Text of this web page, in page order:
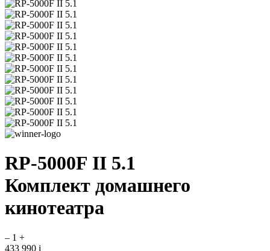
RP-5000F II 5.1
Комплект домашнего
кинотеатра
– 1 +
433 990 i